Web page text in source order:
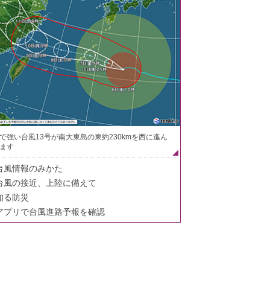
強い台風13号が南大東島の東約230kmを西に進ん
す
風情報のみかた
風の接近、上陸に備えて
る防災
プリで台風進路予報を確認